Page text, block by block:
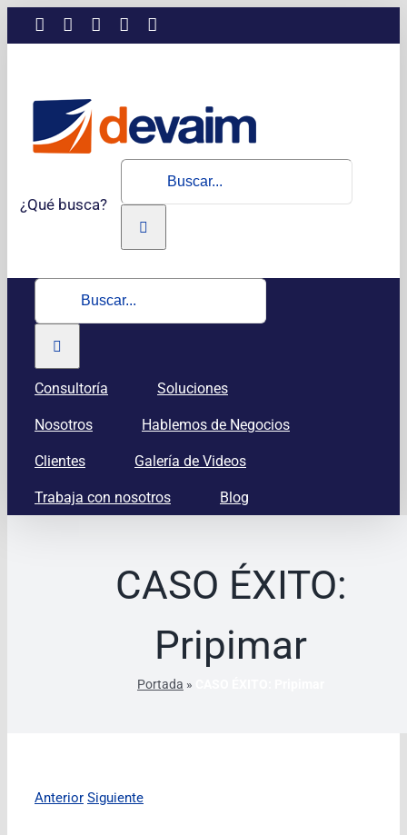
Saltar
LinkedInInstagramFacebook
¿Qué busca?
Buscar:
Buscar:
Consultoría Soluciones
Nosotros Hablemos de Negocios
Clientes Galería de Videos
Trabaja con nosotros Blog
CASO ÉXITO:
Pripimar
Portada »
Anterior Siguiente